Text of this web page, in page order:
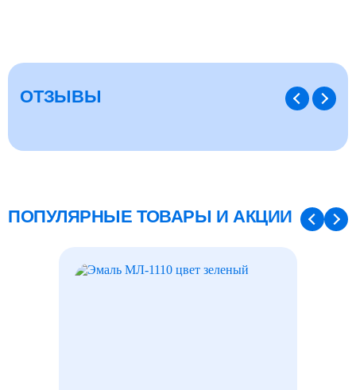
В ходе производства фольга проходит ряд обработок,
направленных на повышение её качественных
Толщина данного материала позволяет легко разрезать
высокой прочностью. К числу других преимуществ
относятся:
ОТЗЫВЫ
ПОПУЛЯРНЫЕ ТОВАРЫ И АКЦИИ